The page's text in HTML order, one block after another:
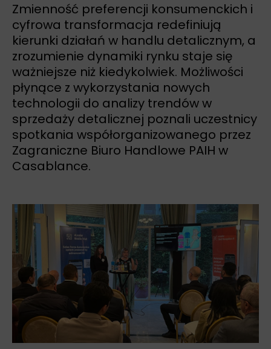
Zmienność preferencji konsumenckich i
cyfrowa transformacja redefiniują
kierunki działań w handlu detalicznym, a
zrozumienie dynamiki rynku staje się
ważniejsze niż kiedykolwiek. Możliwości
płynące z wykorzystania nowych
technologii do analizy trendów w
sprzedaży detalicznej poznali uczestnicy
spotkania współorganizowanego przez
Zagraniczne Biuro Handlowe PAIH w
Casablance.